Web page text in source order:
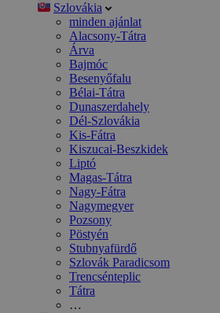
Szlovákia
minden ajánlat
Alacsony-Tátra
Árva
Bajmóc
Besenyőfalu
Bélai-Tátra
Dunaszerdahely
Dél-Szlovákia
Kis-Fátra
Kiszucai-Beszkidek
Liptó
Magas-Tátra
Nagy-Fátra
Nagymegyer
Pozsony
Pöstyén
Stubnyafürdő
Szlovák Paradicsom
Trencsénteplic
Tátra
…